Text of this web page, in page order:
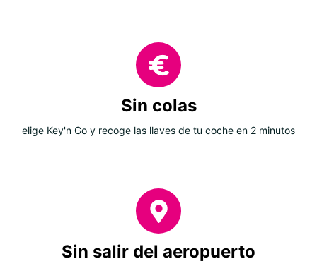
Sin colas
elige Key'n Go y recoge las llaves de tu coche en 2 minutos
Sin salir del aeropuerto